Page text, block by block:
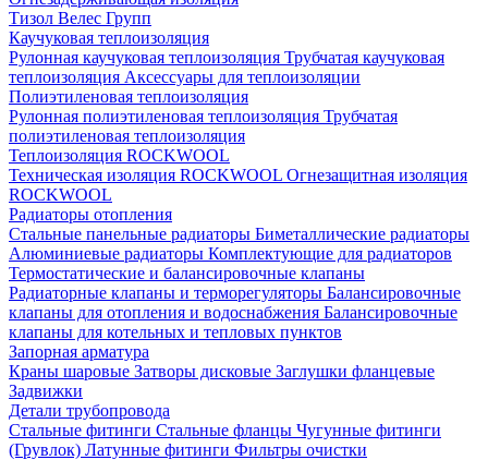
Тизол Велес Групп
Каучуковая теплоизоляция
Рулонная каучуковая теплоизоляция Трубчатая каучуковая
теплоизоляция Аксессуары для теплоизоляции
Полиэтиленовая теплоизоляция
Рулонная полиэтиленовая теплоизоляция Трубчатая
полиэтиленовая теплоизоляция
Теплоизоляция ROCKWOOL
Техническая изоляция ROCKWOOL Огнезащитная изоляция
ROCKWOOL
Радиаторы отопления
Стальные панельные радиаторы Биметаллические радиаторы
Алюминиевые радиаторы Комплектующие для радиаторов
Термостатические и балансировочные клапаны
Радиаторные клапаны и терморегуляторы Балансировочные
клапаны для отопления и водоснабжения Балансировочные
клапаны для котельных и тепловых пунктов
Запорная арматура
Краны шаровые Затворы дисковые Заглушки фланцевые
Задвижки
Детали трубопровода
Стальные фитинги Стальные фланцы Чугунные фитинги
(Грувлок) Латунные фитинги Фильтры очистки